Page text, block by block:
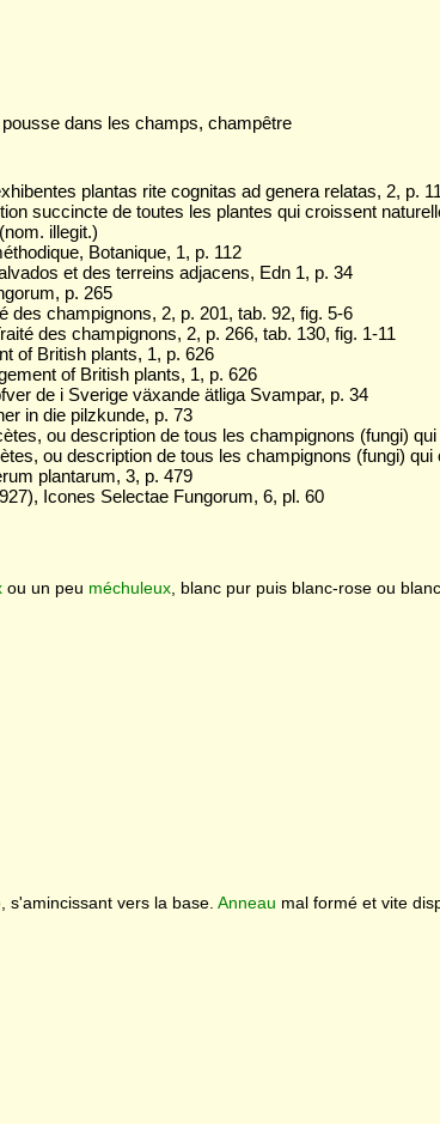
dans les champs, champêtre
plantas rite cognitas ad genera relatas, 2, p.
succincte de toutes les plantes qui croissent
illegit.)
Botanique, 1, p. 112
et des terreins adjacens, Edn 1, p. 34
p. 265
des champignons, 2, p. 201, tab. 92, fig. 5-6
des champignons, 2, p. 266, tab. 130, fig. 1-11
of British plants, 1, p. 626
of British plants, 1, p. 626
de i Sverige växande ätliga Svampar, p. 34
in die pilzkunde, p. 73
ou description de tous les champignons (fungi)
ou description de tous les champignons (fungi)
plantarum, 3, p. 479
Icones Selectae Fungorum, 6, pl. 60
ou un peu méchuleux, blanc pur puis blanc-rose ou
, s'amincissant vers la base. Anneau mal formé et vite